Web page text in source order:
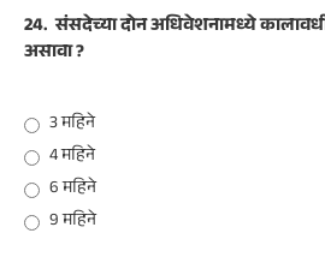
24. संसदेच्या दोन अधिवेशनामध्ये
असावा ?
3 महिने
4 महिने
6 महिने
9 महिने